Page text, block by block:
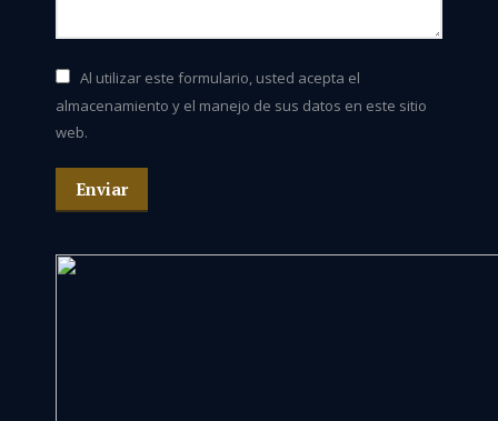
Al utilizar este formulario, usted acepta el
almacenamiento y el manejo de sus datos en este sitio
web.
Enviar